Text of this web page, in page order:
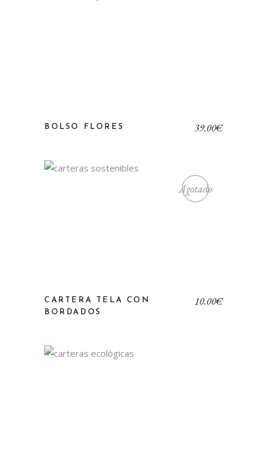
BOLSO FLORES 39,00€
Agotado
CARTERA TELA CON
BORDADOS
10,00€